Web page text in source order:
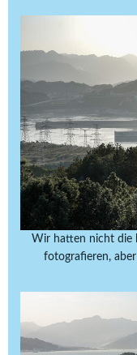
Wir hatten nicht die
fotografieren,